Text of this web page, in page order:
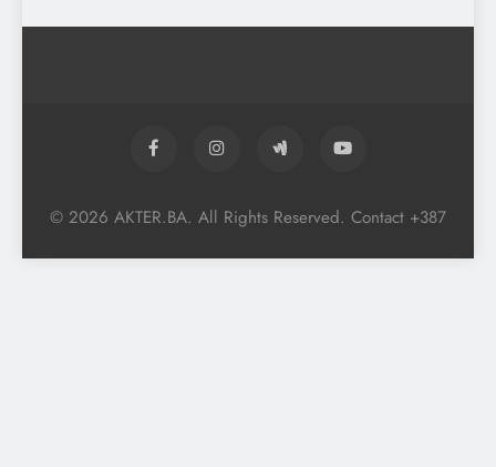
© 2026 AKTER.BA. All Rights Reserved. Contact +387